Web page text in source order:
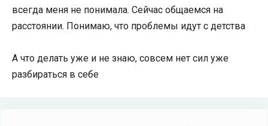
всегда меня не понимала. Сейчас общаемся на
расстоянии. Понимаю, что проблемы идут с детства
А что делать уже и не знаю, совсем нет сил уже
разбираться в себе